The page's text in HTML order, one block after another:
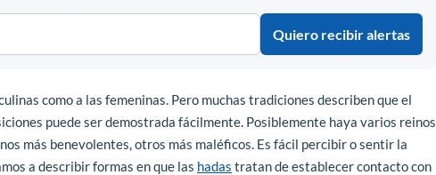
Quiero recibir alertas
como a las femeninas. Pero muchas tradiciones describen que el
puede ser demostrada fácilmente. Posiblemente haya varios reinos
más benevolentes, otros más maléficos. Es fácil percibir o sentir la
a describir formas en que las hadas tratan de establecer contacto con